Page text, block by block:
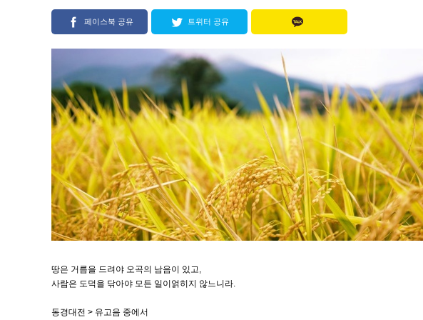
페이스북 공유 트위터 공유
땅은 거름을 드려야 오곡의 남음이 있고,
사람은 도덕을 닦아야 모든 일이얽히지 않느니라.
동경대전 > 유고음 중에서